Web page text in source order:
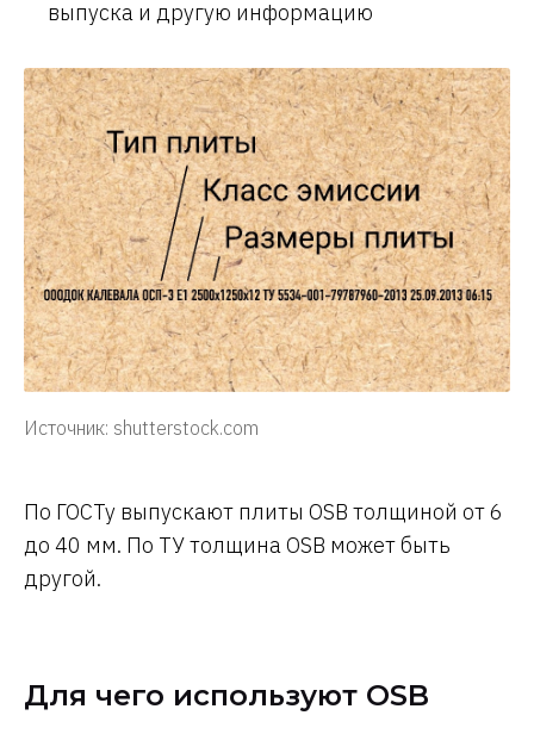
выпуска и другую информацию
Источник: shutterstock.com
По ГОСТу выпускают плиты OSB толщиной от 6
до 40 мм. По ТУ толщина OSB может быть
другой.
Для чего используют OSB